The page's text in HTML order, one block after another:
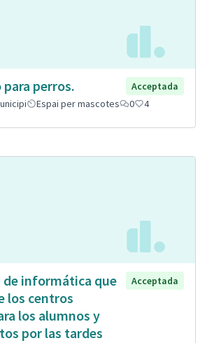
para perros.
Acceptada
Espai per mascotes 0 4
de informática que
los centros
los alumnos y
por las tardes
Acceptada